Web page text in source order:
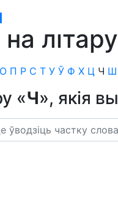
Бібліі Сёмухі
О П Р С Т У Ў Ф Х Ц Ч Ш
«Ч», якія